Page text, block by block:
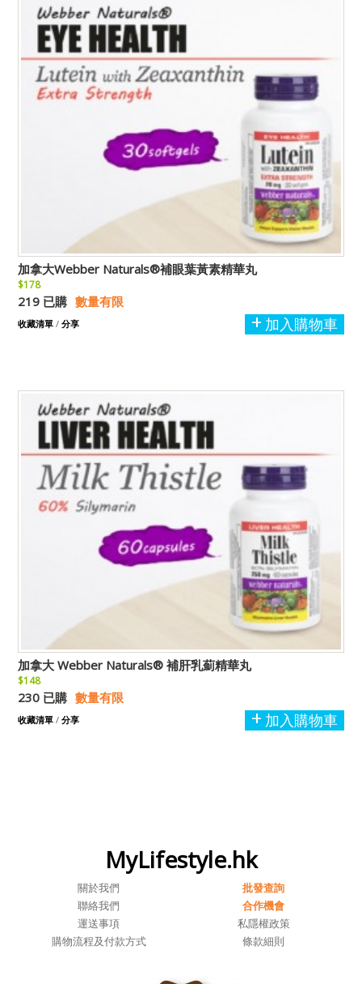
加拿大Webber Naturals®補眼葉黃素精華丸
$178
219 已購 數量有限
加入購物車
收藏清單 / 分享
加拿大 Webber Naturals® 補肝乳薊精華丸
$148
230 已購 數量有限
加入購物車
收藏清單 / 分享
MyLifestyle.hk
關於我們
批發查詢
聯絡我們
合作機會
運送事項
私隱權政策
購物流程及付款方式
條款細則